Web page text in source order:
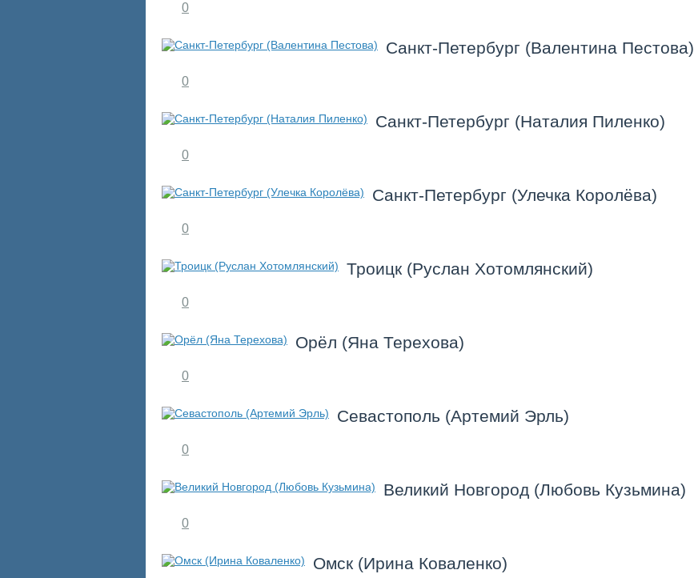
0
Санкт-Петербург (Валентина Пестова)
0
Санкт-Петербург (Наталия Пиленко)
0
Санкт-Петербург (Улечка Королёва)
0
Троицк (Руслан Хотомлянский)
0
Орёл (Яна Терехова)
0
Севастополь (Артемий Эрль)
0
Великий Новгород (Любовь Кузьмина)
0
Омск (Ирина Коваленко)